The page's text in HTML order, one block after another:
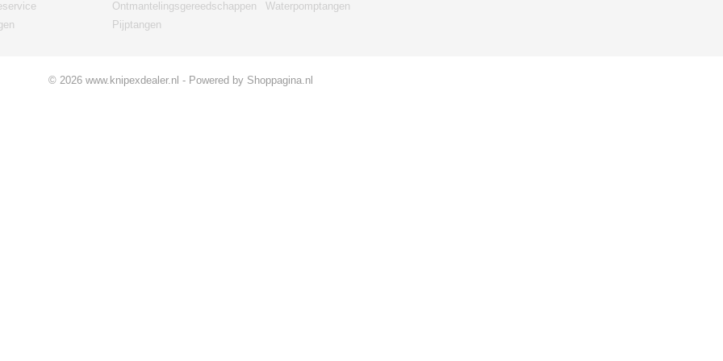
Ontmantelingsgereedschappen
Pijptangen
Waterpomptangen
© 2026 www.knipexdealer.nl - Powered by Shoppagina.nl